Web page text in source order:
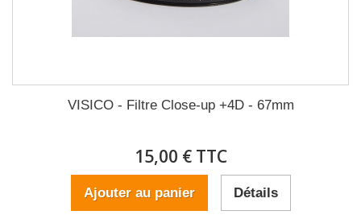
VISICO - Filtre Close-up +4D - 67mm
15,00 € TTC
Ajouter au panier Détails